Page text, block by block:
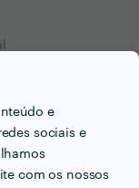
e
sociais e
com os nossos
comoAJ